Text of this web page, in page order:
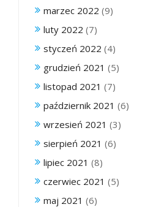
marzec 2022 (9)
luty 2022 (7)
styczeń 2022 (4)
grudzień 2021 (5)
listopad 2021 (7)
październik 2021 (6)
wrzesień 2021 (3)
sierpień 2021 (6)
lipiec 2021 (8)
czerwiec 2021 (5)
maj 2021 (6)